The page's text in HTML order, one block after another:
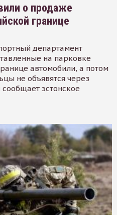
о продаже
границе
департамент
на парковке
автомобили, а потом
не объявятся через
эстонское